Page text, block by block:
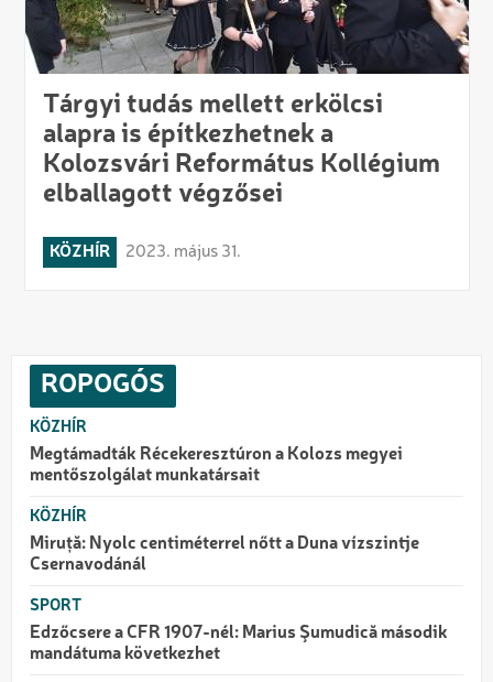
Tárgyi tudás mellett erkölcsi
alapra is építkezhetnek a
Kolozsvári Református Kollégium
elballagott végzősei
KÖZHÍR 2023. május 31.
ROPOGÓS
KÖZHÍR
Megtámadták Récekeresztúron a Kolozs megyei
mentőszolgálat munkatársait
KÖZHÍR
Miruță: Nyolc centiméterrel nőtt a Duna vízszintje
Csernavodánál
SPORT
Edzőcsere a CFR 1907-nél: Marius Şumudică második
mandátuma következhet